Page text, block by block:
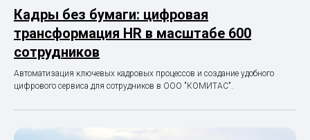
Кадры без бумаги: цифровая
трансформация HR в масштабе 600
сотрудников
Автоматизация ключевых кадровых процессов и создание удобного
цифрового сервиса для сотрудников в ООО "КОМИТАС".